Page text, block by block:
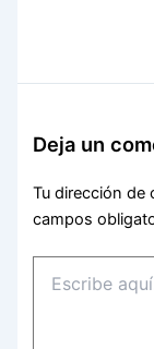
Deja un
Tu dirección de
campos
aquí...